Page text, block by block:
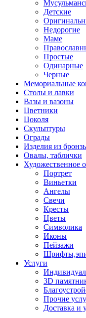
Детские
Недорогие
Маме
Простые
Одинарные
Черные
Мемориальные
Столы и лавки
Вазы и вазоны
Цветники
Цоколя
Скульптуры
Ограды
Изделия из
Овалы, таблички
Художественное
Портрет
Виньетки
Ангелы
Свечи
Кресты
Цветы
Символика
Иконы
Пейзажи
Услуги
3D
Прочие
Доставка и